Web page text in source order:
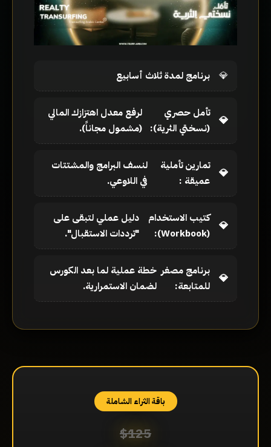
برنامج لمدة ثلاث أسابيع
تأمل حصري
(نسختي الثرية):
لرفع معدل اهتزازك المالي
(مشمول مجاناً).
تمارين تأملية
عميقة :
لنسف البرامج والمشتتات
في اللاوعي.
كتيب الاستخدام
(Workbook):
دليل عملي لتبقى على
"ترددات الاستقبال".
برنامج مصغر
للمتابعة:
خطة عملية لما بعد الكورس
لضمان الاستمرارية.
باقة الثراء الشاملة
$125
🎁إعلان النية: امتلك خصم 15%
حفط